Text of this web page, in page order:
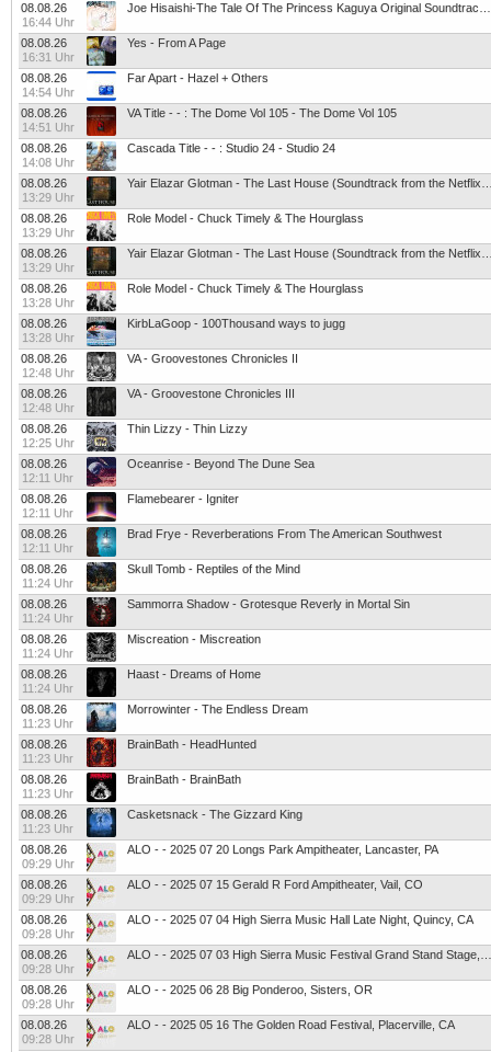
08.08.26
16:44 Uhr
08.08.26
16:31 Uhr
Yes - From A Page
08.08.26
14:54 Uhr
Far Apart - Hazel + Others
08.08.26
14:51 Uhr
VA Title - - : The Dome Vol 105 - The Dome Vol 105
08.08.26
14:08 Uhr
Cascada Title - - : Studio 24 - Studio 24
08.08.26
13:29 Uhr
08.08.26
13:29 Uhr
Role Model - Chuck Timely & The Hourglass
08.08.26
13:29 Uhr
08.08.26
13:28 Uhr
Role Model - Chuck Timely & The Hourglass
08.08.26
13:28 Uhr
KirbLaGoop - 100Thousand ways to jugg
08.08.26
12:48 Uhr
VA - Groovestones Chronicles II
08.08.26
12:48 Uhr
VA - Groovestone Chronicles III
08.08.26
12:25 Uhr
Thin Lizzy - Thin Lizzy
08.08.26
12:11 Uhr
Oceanrise - Beyond The Dune Sea
08.08.26
12:11 Uhr
Flamebearer - Igniter
08.08.26
12:11 Uhr
Brad Frye - Reverberations From The American Southwest
08.08.26
11:24 Uhr
Skull Tomb - Reptiles of the Mind
08.08.26
11:24 Uhr
Sammorra Shadow - Grotesque Reverly in Mortal Sin
08.08.26
11:24 Uhr
Miscreation - Miscreation
08.08.26
11:24 Uhr
Haast - Dreams of Home
08.08.26
11:23 Uhr
Morrowinter - The Endless Dream
08.08.26
11:23 Uhr
BrainBath - HeadHunted
08.08.26
11:23 Uhr
BrainBath - BrainBath
08.08.26
11:23 Uhr
Casketsnack - The Gizzard King
08.08.26
09:29 Uhr
ALO - - 2025 07 20 Longs Park Ampitheater, Lancaster, PA
08.08.26
09:29 Uhr
ALO - - 2025 07 15 Gerald R Ford Ampitheater, Vail, CO
08.08.26
09:28 Uhr
ALO - - 2025 07 04 High Sierra Music Hall Late Night, Quincy, CA
08.08.26
09:28 Uhr
08.08.26
09:28 Uhr
ALO - - 2025 06 28 Big Ponderoo, Sisters, OR
08.08.26
09:28 Uhr
ALO - - 2025 05 16 The Golden Road Festival, Placerville, CA